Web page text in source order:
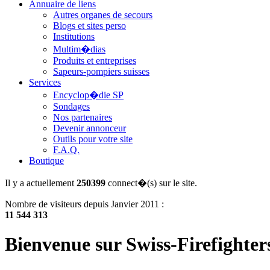
Annuaire de liens
Autres organes de secours
Blogs et sites perso
Institutions
Multim�dias
Produits et entreprises
Sapeurs-pompiers suisses
Services
Encyclop�die SP
Sondages
Nos partenaires
Devenir annonceur
Outils pour votre site
F.A.Q.
Boutique
Il y a actuellement 250399 connect�(s) sur le site.
Nombre de visiteurs depuis Janvier 2011 :
11 544 313
Bienvenue sur Swiss-